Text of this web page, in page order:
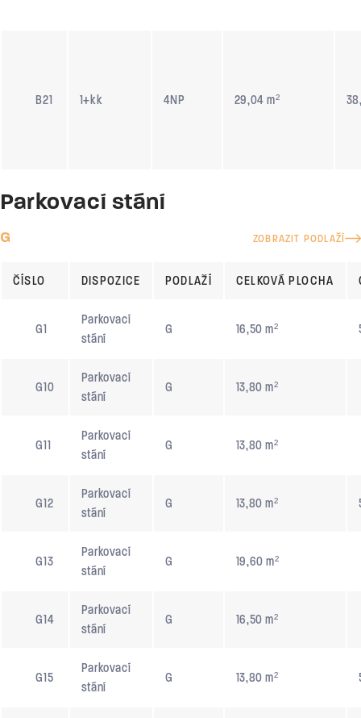
B21 1+kk 4NP 29,04 m²
Parkovací stání
G ZOBRAZIT PODLAŽÍ
ČÍSLO DISPOZICE PODLAŽÍ CELKOVÁ PLOCHA
G1
Parkovací
stání
G 16,50 m²
G10
Parkovací
stání
G 13,80 m²
G11
Parkovací
stání
G 13,80 m²
G12
Parkovací
stání
G 13,80 m²
G13
Parkovací
stání
G 19,60 m²
G14
Parkovací
stání
G 16,50 m²
G15
Parkovací
stání
G 13,80 m²